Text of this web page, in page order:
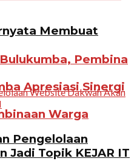
Pembina
Apresiasi Sinergi
Warga
Membuat
Pengelolaan
Jadi Topik KEJAR IT